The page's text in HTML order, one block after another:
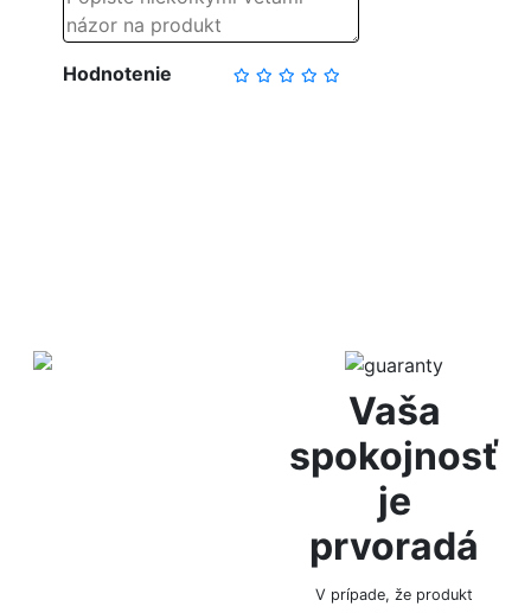
Hodnotenie
Vaša
spokojnosť
je
prvoradá
V prípade, že produkt